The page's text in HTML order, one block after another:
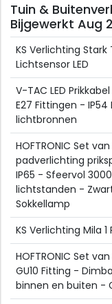
Tuin &
Bijgewerkt Aug
KS Verlichting
Lichtsensor LED
V-TAC LED
E27 Fittingen -
lichtbronnen
HOFTRONIC Set
padverlichting
IP65 - Sfeervol
lichtstanden -
Sokkellamp
KS Verlichting Mila
HOFTRONIC Set
GU10 Fitting -
binnen en buiten -